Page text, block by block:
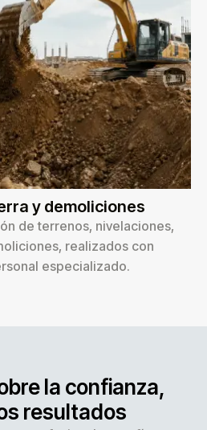
y demoliciones
de terrenos, nivelaciones,
realizados con
especializado.
la confianza,
resultados